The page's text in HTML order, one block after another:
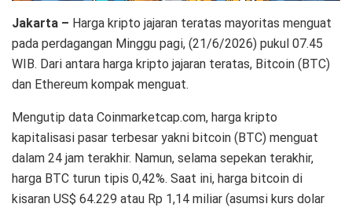
Jakarta – Harga kripto jajaran teratas mayoritas menguat
pada perdagangan Minggu pagi, (21/6/2026) pukul 07.45
WIB. Dari antara harga kripto jajaran teratas, Bitcoin (BTC)
dan Ethereum kompak menguat.
Mengutip data Coinmarketcap.com, harga kripto
kapitalisasi pasar terbesar yakni bitcoin (BTC) menguat
dalam 24 jam terakhir. Namun, selama sepekan terakhir,
harga BTC turun tipis 0,42%. Saat ini, harga bitcoin di
kisaran US$ 64.229 atau Rp 1,14 miliar (asumsi kurs dolar